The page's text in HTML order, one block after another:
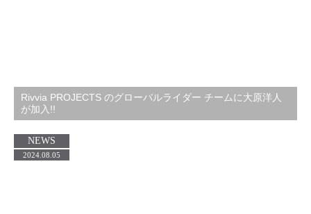
Rivvia PROJECTS のグローバルライダー チームに大原洋人
が加入!!
NEWS
2024.08.05